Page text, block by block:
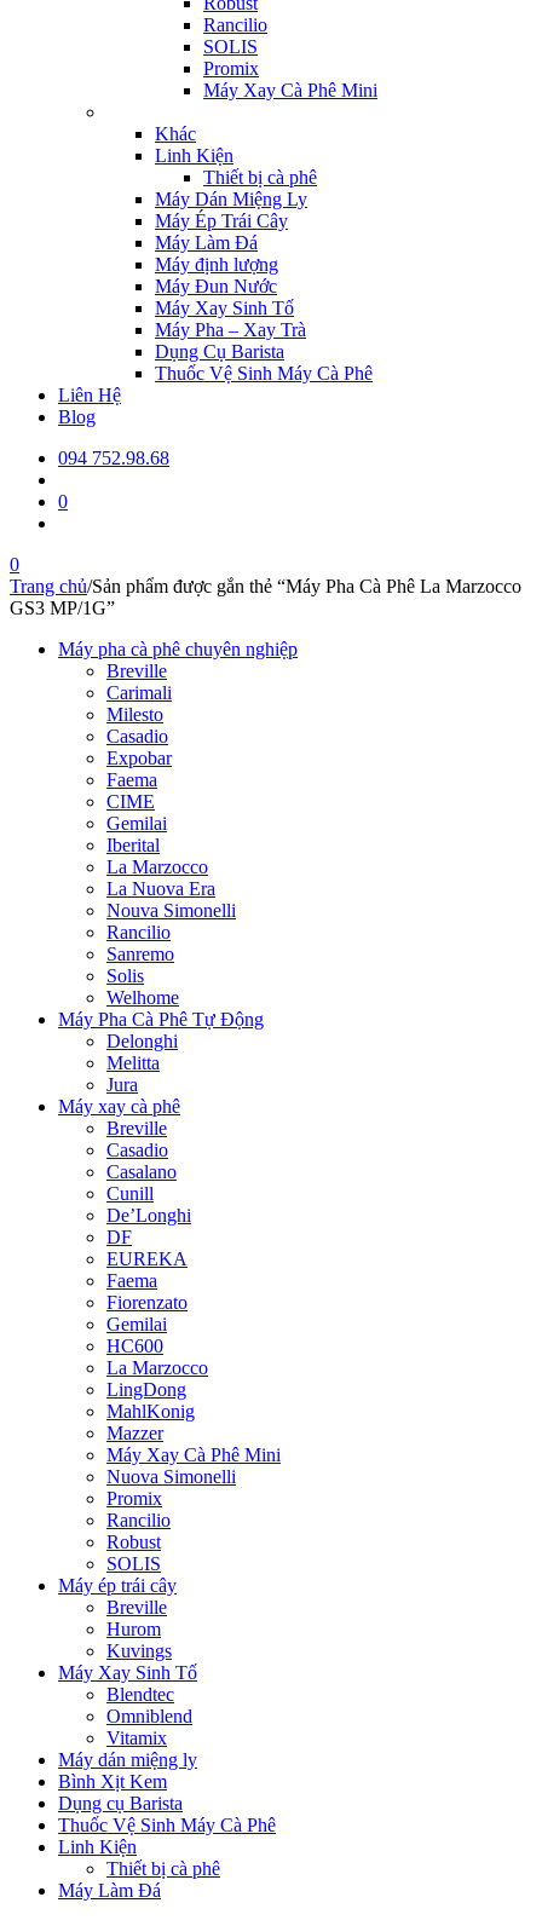
Rancilio
SOLIS
Promix
Máy Xay Cà Phê Mini
Khác
Linh Kiện
Thiết bị cà phê
Máy Dán Miệng Ly
Máy Ép Trái Cây
Máy Làm Đá
Máy định lượng
Máy Đun Nước
Máy Xay Sinh Tố
Máy Pha – Xay Trà
Dụng Cụ Barista
Thuốc Vệ Sinh Máy Cà Phê
Liên Hệ
Blog
094 752.98.68
0
0
Trang chủ/Sản phẩm được gắn thẻ “Máy Pha Cà Phê La Marzocco
GS3 MP/1G”
Máy pha cà phê chuyên nghiệp
Breville
Carimali
Milesto
Casadio
Expobar
Faema
CIME
Gemilai
Iberital
La Marzocco
La Nuova Era
Nouva Simonelli
Rancilio
Sanremo
Solis
Welhome
Máy Pha Cà Phê Tự Động
Delonghi
Melitta
Jura
Máy xay cà phê
Breville
Casadio
Casalano
Cunill
De’Longhi
DF
EUREKA
Faema
Fiorenzato
Gemilai
HC600
La Marzocco
LingDong
MahlKonig
Mazzer
Máy Xay Cà Phê Mini
Nuova Simonelli
Promix
Rancilio
Robust
SOLIS
Máy ép trái cây
Breville
Hurom
Kuvings
Máy Xay Sinh Tố
Blendtec
Omniblend
Vitamix
Máy dán miệng ly
Bình Xịt Kem
Dụng cụ Barista
Thuốc Vệ Sinh Máy Cà Phê
Linh Kiện
Thiết bị cà phê
Máy Làm Đá